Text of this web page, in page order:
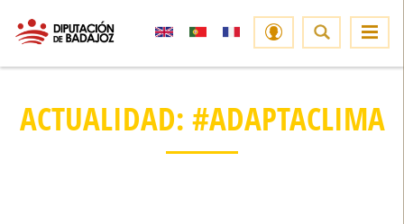
ACTUALIDAD: #ADAPTACLIMA